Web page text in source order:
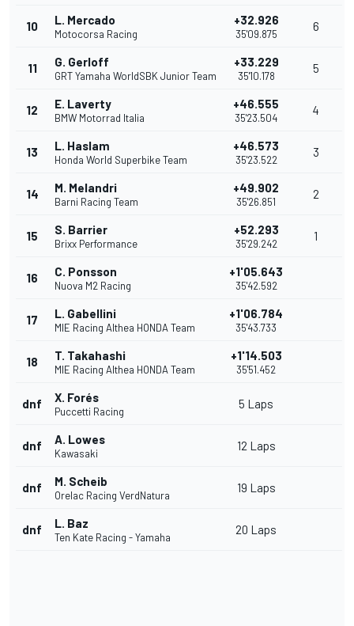
10 L. Mercado
Motocorsa Racing
+32.926
35'09.875
6
11 G. Gerloff
GRT Yamaha WorldSBK Junior Team
+33.229
35'10.178
5
12 E. Laverty
BMW Motorrad Italia
+46.555
35'23.504
4
13 L. Haslam
Honda World Superbike Team
+46.573
35'23.522
3
14 M. Melandri
Barni Racing Team
+49.902
35'26.851
2
15 S. Barrier
Brixx Performance
+52.293
35'29.242
1
16 C. Ponsson
Nuova M2 Racing
+1'05.643
35'42.592
17 L. Gabellini
MIE Racing Althea HONDA Team
+1'06.784
35'43.733
18 T. Takahashi
MIE Racing Althea HONDA Team
+1'14.503
35'51.452
dnf X. Forés
Puccetti Racing
5 Laps
dnf A. Lowes
Kawasaki
12 Laps
dnf M. Scheib
Orelac Racing VerdNatura
19 Laps
dnf L. Baz
Ten Kate Racing - Yamaha
20 Laps